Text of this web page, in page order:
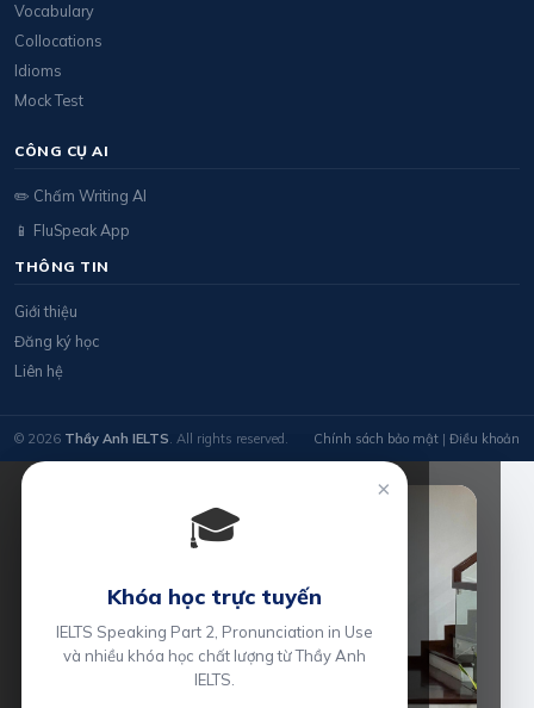
Vocabulary
Collocations
Idioms
Mock Test
CÔNG CỤ AI
✏️ Chấm Writing AI
📱 FluSpeak App
THÔNG TIN
Giới thiệu
Đăng ký học
Liên hệ
© 2026 Thầy Anh IELTS. All rights reserved. Chính sách bảo mật | Điều khoản
×
🎓
Khóa học trực tuyến
IELTS Speaking Part 2, Pronunciation in Use
và nhiều khóa học chất lượng từ Thầy Anh
IELTS.